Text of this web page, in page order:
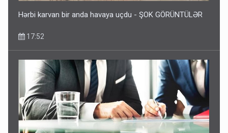
Hərbi karvan bir anda havaya uçdu - ŞOK GÖRÜNTÜLƏR
17:52